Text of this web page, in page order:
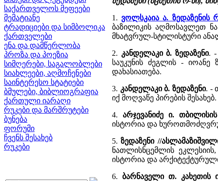
საქართველოს მეფეები
მემატიანე
ტრადიციები და სიმბოლიკა
ქართველები
ენა და დამწერლობა
პროზა და პოეზია
სიმღერები, საგალობლები
სიახლეები, აღმოჩენები
საინტერესო სტატიები
ბმულები, ბიბლიოგრაფია
ქართული იარაღი
რუკები და მარშრუტები
ბუნება
ფორუმი
ჩვენს შესახებ
რუკები
1. ვოლსკაია ა. ზედაზენის
ბაზილიკის აღმოსავლეთ
მხატვრულ-სტილისტური
2. კანდელაკი ბ. ზედაზენი. -
საუკუნის ძეგლის -
დახასიათება.
3. კანდელაკი ბ. ზედაზენი. -
იქ მოღვაწე პირების შესახებ.
4. არჯევანიძე ი.
ისტორია და
5.ზედაზენი //
ნათლისნცემლის ეკლესიის,
ისტორია და
6.ბარნაველი თ. კახეთის